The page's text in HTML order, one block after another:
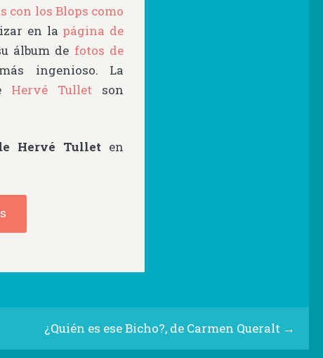
con los Blops como
en la página de
álbum de fotos de
ingenioso. La
Hervé Tulletson
Hervé Tullet en
¿Quién es ese Bicho?, de Carmen Queralt →